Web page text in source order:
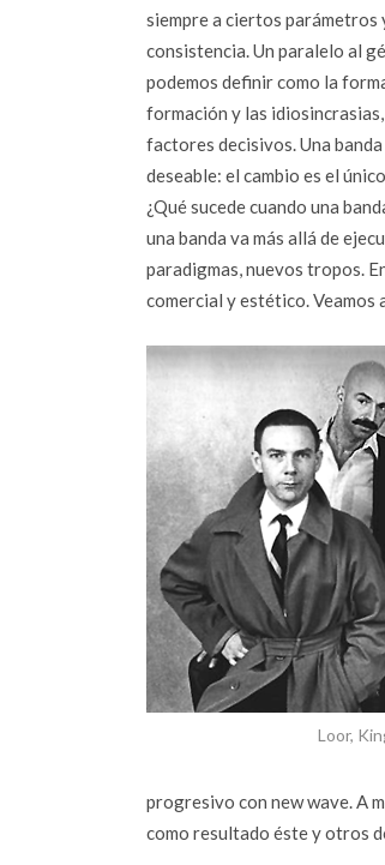
siempre a ciertos parámetros
consistencia. Un paralelo al
podemos definir como la
formación y las
factores decisivos. Una
deseable: el cambio es el
¿Qué sucede cuando una
una banda va más allá de
paradigmas, nuevos tropos.
comercial y estético. Veamos
Loor,
progresivo con new wave. A
como resultado éste y otros